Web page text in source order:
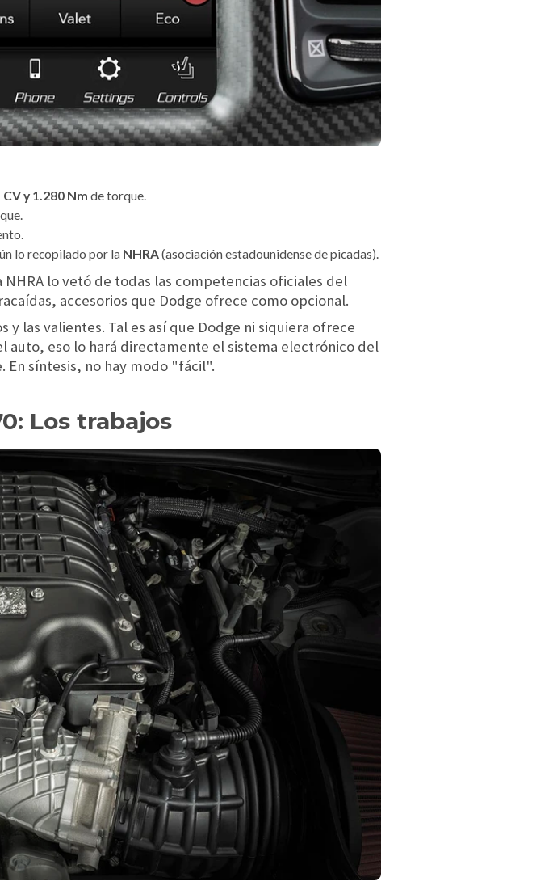
CV y 1.280 Nm de torque.
lo recopilado por la NHRA(asociación estadounidense de picadas).
lo vetó de todas las competencias oficiales del
accesorios que Dodge ofrece como opcional.
las valientes. Tal es así que Dodge ni siquiera ofrece
eso lo hará directamente el sistema electrónico del
En síntesis, no hay modo "fácil".
Los trabajos